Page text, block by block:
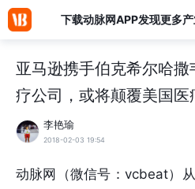
下载动脉网APP发现更多产
亚马逊携手伯克希尔哈
疗公司，或将颠覆美国医
李艳瑜
2018-02-03 19:54
动脉网（微信号：vcbeat）